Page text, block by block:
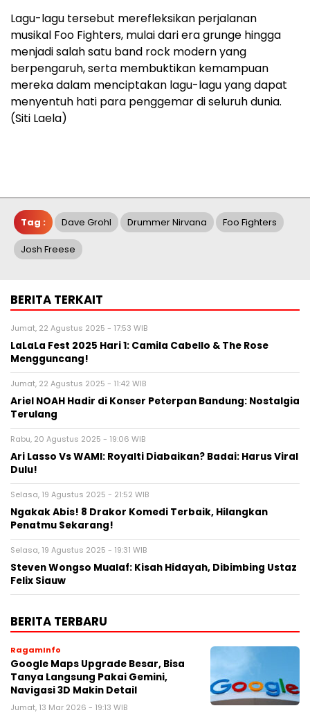
Lagu-lagu tersebut merefleksikan perjalanan
musikal Foo Fighters, mulai dari era grunge hingga
menjadi salah satu band rock modern yang
berpengaruh, serta membuktikan kemampuan
mereka dalam menciptakan lagu-lagu yang dapat
menyentuh hati para penggemar di seluruh dunia.
(Siti Laela)
Tag : Dave Grohl Drummer Nirvana Foo Fighters
Josh Freese
BERITA TERKAIT
Jumat, 22 Agustus 2025 - 17:53 WIB
LaLaLa Fest 2025 Hari 1: Camila Cabello & The Rose
Mengguncang!
Jumat, 22 Agustus 2025 - 11:42 WIB
Ariel NOAH Hadir di Konser Peterpan Bandung: Nostalgia
Terulang
Rabu, 20 Agustus 2025 - 19:06 WIB
Ari Lasso Vs WAMI: Royalti Diabaikan? Badai: Harus Viral
Dulu!
Selasa, 19 Agustus 2025 - 21:52 WIB
Ngakak Abis! 8 Drakor Komedi Terbaik, Hilangkan
Penatmu Sekarang!
Selasa, 19 Agustus 2025 - 19:31 WIB
Steven Wongso Mualaf: Kisah Hidayah, Dibimbing Ustaz
Felix Siauw
BERITA TERBARU
RagamInfo
Google Maps Upgrade Besar, Bisa
Tanya Langsung Pakai Gemini,
Navigasi 3D Makin Detail
Jumat, 13 Mar 2026 - 19:13 WIB